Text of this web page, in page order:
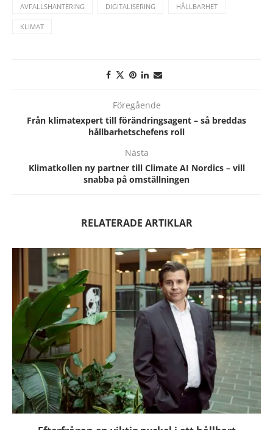
AVFALLSHANTERING DIGITALISERING HÅLLBARHET
KLIMAT
Föregående
Från klimatexpert till förändringsagent – så breddas
hållbarhetschefens roll
Nästa
Klimatkollen ny partner till Climate AI Nordics – vill
snabba på omställningen
RELATERADE ARTIKLAR